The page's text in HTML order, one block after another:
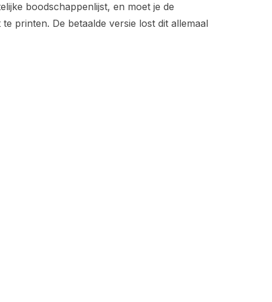
boodschappenlijst, en moet je de
printen. De betaalde versie lost dit allemaal